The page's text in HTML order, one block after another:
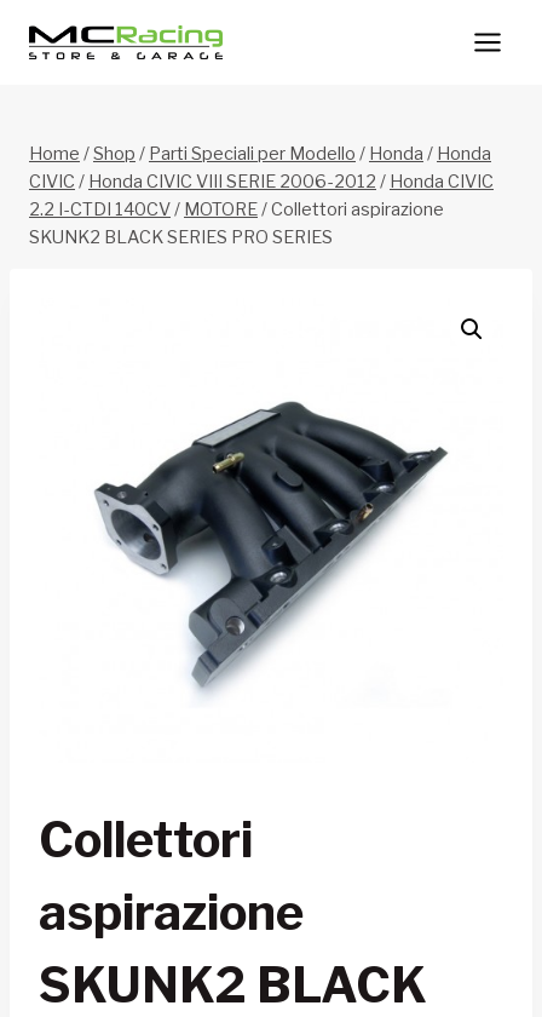
Home /Shop / Parti Speciali per Modello / Honda / Honda
CIVIC / Honda CIVIC VIII SERIE 2006-2012 / Honda CIVIC
2.2 I-CTDI 140CV/ MOTORE/Collettori aspirazione
SKUNK2 BLACK SERIES PRO SERIES
Collettori
aspirazione
SKUNK2 BLACK